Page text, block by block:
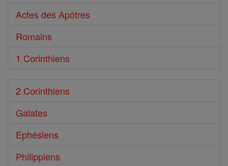
Actes des Apôtres
Romains
1 Corinthiens
2 Corinthiens
Galates
Ephésiens
Philippiens